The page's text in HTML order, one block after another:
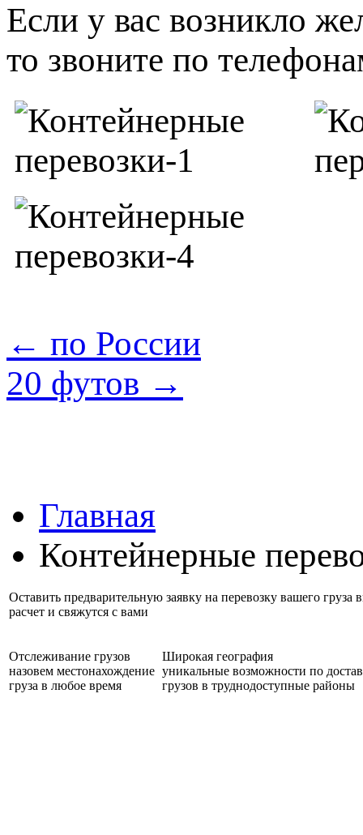
Если у вас возникло
то звоните по
← по России
20 футов →
Главная
Контейнерные
Оставить предварительную заявку на перевозку вашего
расчет и свяжутся с вами
Отслеживание грузов
назовем местонахождение
груза в любое время
Широкая география
уникальные возможности по
грузов в труднодоступные районы